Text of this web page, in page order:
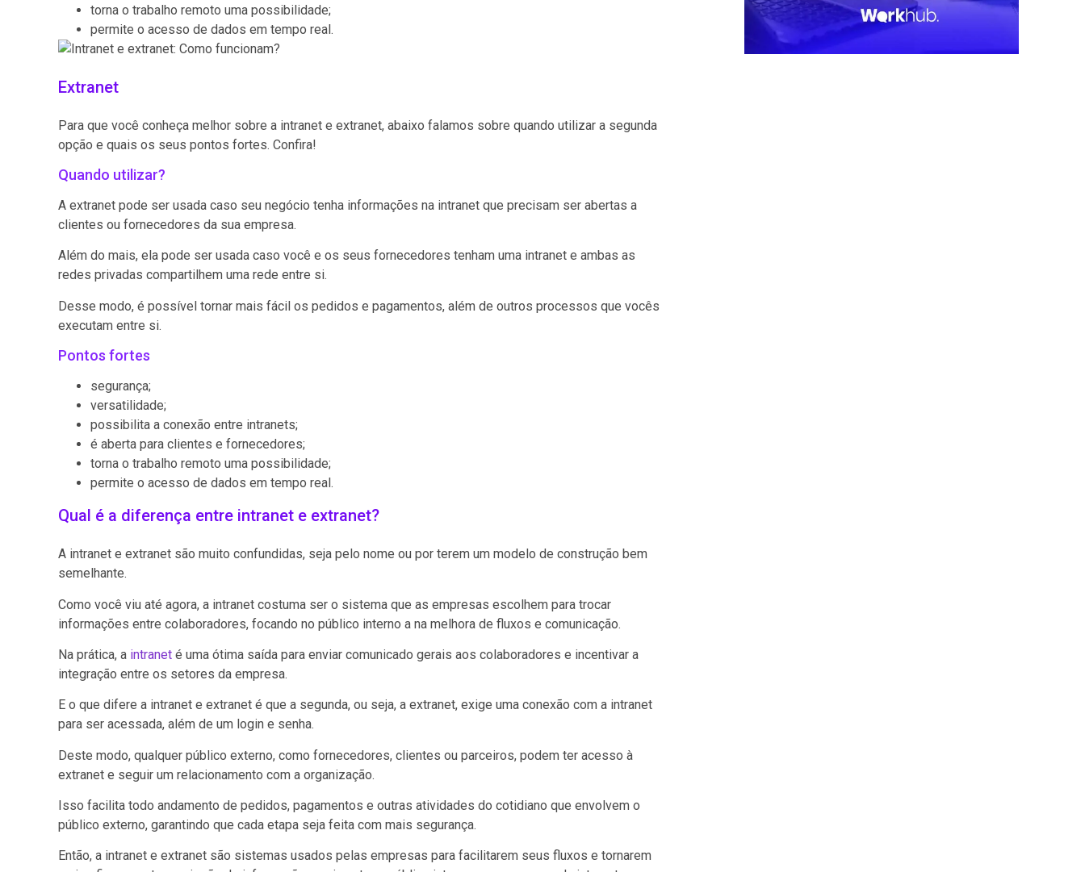
torna o trabalho remoto uma possibilidade;
permite o acesso de dados em tempo real.
Extranet
Para que você conheça melhor sobre a intranet e extranet, abaixo falamos sobre quando utilizar a segunda
opção e quais os seus pontos fortes. Confira!
Quando utilizar?
A extranet pode ser usada caso seu negócio tenha informações na intranet que precisam ser abertas a
clientes ou fornecedores da sua empresa.
Além do mais, ela pode ser usada caso você e os seus fornecedores tenham uma intranet e ambas as
redes privadas compartilhem uma rede entre si.
Desse modo, é possível tornar mais fácil os pedidos e pagamentos, além de outros processos que vocês
executam entre si.
Pontos fortes
segurança;
versatilidade;
possibilita a conexão entre intranets;
é aberta para clientes e fornecedores;
torna o trabalho remoto uma possibilidade;
permite o acesso de dados em tempo real.
Qual é a diferença entre intranet e extranet?
A intranet e extranet são muito confundidas, seja pelo nome ou por terem um modelo de construção bem
semelhante.
Como você viu até agora, a intranet costuma ser o sistema que as empresas escolhem para trocar
informações entre colaboradores, focando no público interno a na melhora de fluxos e comunicação.
Na prática, a intranet é uma ótima saída para enviar comunicado gerais aos colaboradores e incentivar a
integração entre os setores da empresa.
E o que difere a intranet e extranet é que a segunda, ou seja, a extranet, exige uma conexão com a intranet
para ser acessada, além de um login e senha.
Deste modo, qualquer público externo, como fornecedores, clientes ou parceiros, podem ter acesso à
extranet e seguir um relacionamento com a organização.
Isso facilita todo andamento de pedidos, pagamentos e outras atividades do cotidiano que envolvem o
público externo, garantindo que cada etapa seja feita com mais segurança.
Então, a intranet e extranet são sistemas usados pelas empresas para facilitarem seus fluxos e tornarem